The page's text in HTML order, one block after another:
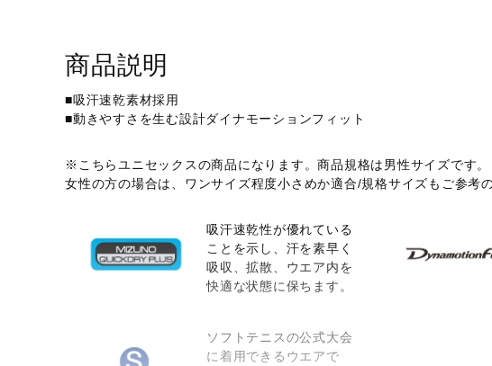
その他
商品説明
■吸汗速乾素材採用
■動きやすさを生む設計ダイナモーションフィット
※こちらユニセックスの商品になります。商品規格は男性サイズです。
女性の方の場合は、ワンサイズ程度小さめか適合/規格サイズもご参考
吸汗速乾性が優れている
ことを示し、汗を素早く
吸収、拡散、ウエア内を
快適な状態に保ちます。
ソフトテニスの公式大会
に着用できるウエアで